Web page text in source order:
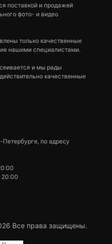
поставкой и продажей
фото- и видео
только качественные
нашими специалистами.
и мы рады
качественные
по адресу
20:00
Все права защищены.